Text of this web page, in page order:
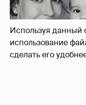
Используя данный
использование
сделать его